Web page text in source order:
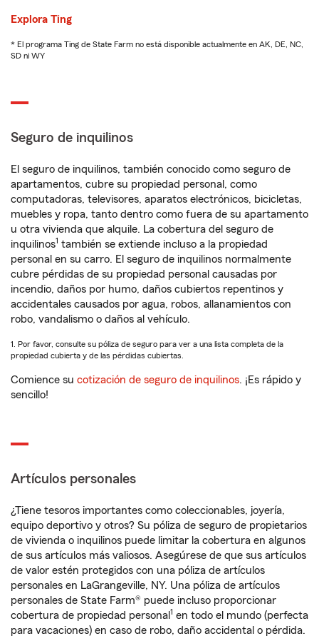
Explora Ting
* El programa Ting de State Farm no está disponible actualmente en AK, DE, NC,
SD ni WY
Seguro de inquilinos
El seguro de inquilinos, también conocido como seguro de
apartamentos, cubre su propiedad personal, como
computadoras, televisores, aparatos electrónicos, bicicletas,
muebles y ropa, tanto dentro como fuera de su apartamento
u otra vivienda que alquile. La cobertura del seguro de
inquilinos1 también se extiende incluso a la propiedad
personal en su carro. El seguro de inquilinos normalmente
cubre pérdidas de su propiedad personal causadas por
incendio, daños por humo, daños cubiertos repentinos y
accidentales causados por agua, robos, allanamientos con
robo, vandalismo o daños al vehículo.
1. Por favor, consulte su póliza de seguro para ver a una lista completa de la
propiedad cubierta y de las pérdidas cubiertas.
Comience su cotización de seguro de inquilinos. ¡Es rápido y
sencillo!
Artículos personales
¿Tiene tesoros importantes como coleccionables, joyería,
equipo deportivo y otros? Su póliza de seguro de propietarios
de vivienda o inquilinos puede limitar la cobertura en algunos
de sus artículos más valiosos. Asegúrese de que sus artículos
de valor estén protegidos con una póliza de artículos
personales en LaGrangeville, NY. Una póliza de artículos
personales de State Farm® puede incluso proporcionar
cobertura de propiedad personal 1 en todo el mundo (perfecta
para vacaciones) en caso de robo, daño accidental o pérdida.